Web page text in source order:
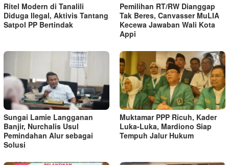
Ritel Modern di Tanalili
Diduga Ilegal, Aktivis Tantang
Satpol PP Bertindak
Pemilihan RT/RW Dianggap
Tak Beres, Canvasser MuLIA
Kecewa Jawaban Wali Kota
Appi
Sungai Lamie Langganan
Banjir, Nurchalis Usul
Pemindahan Alur sebagai
Solusi
Muktamar PPP Ricuh, Kader
Luka-Luka, Mardiono Siap
Tempuh Jalur Hukum